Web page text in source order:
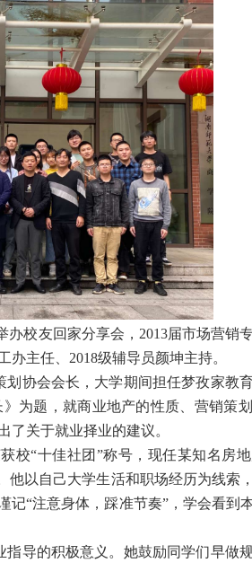
办校友回家分享会，2013届市场营销
主任、2018级辅导员颜坤主持。
协会会长，大学期间担任梦孜家教
为题，就商业地产的性质、营销策划
关于就业择业的建议。
校“十佳社团”称号，现任某知名房
他以自己大学生活和职场经历为线索
“注意身体，踩准节奏”，学会看到
导的积极意义。她鼓励同学们早做